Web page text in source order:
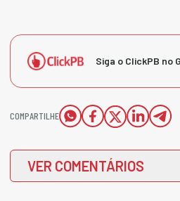
Siga o ClickPB no
COMPARTILHE
VER COMENTÁRIOS